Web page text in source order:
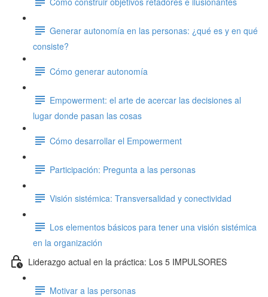
Generar autonomía en las personas: ¿qué es y en qué
consiste?
Cómo generar autonomía
Empowerment: el arte de acercar las decisiones al
lugar donde pasan las cosas
Cómo desarrollar el Empowerment
Participación: Pregunta a las personas
Visión sistémica: Transversalidad y conectividad
Los elementos básicos para tener una visión sistémica
en la organización
Liderazgo actual en la práctica: Los 5 IMPULSORES
Motivar a las personas